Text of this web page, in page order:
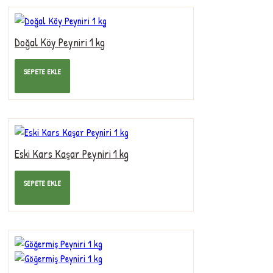
Doğal Köy Peyniri 1 kg
340,00TL
SEPETE EKLE
Eski Kars Kaşar Peyniri 1 kg
485,00TL
SEPETE EKLE